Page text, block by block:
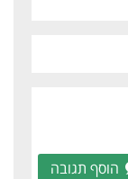
הוסף תגובה